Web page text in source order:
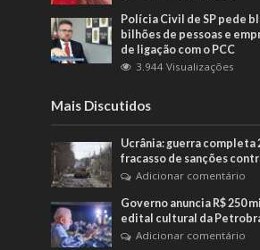
Polícia Civil de SP pede
bilhões de pessoas e
de ligação com o PCC
3.944 Visualizações
Mais Discutidos
Ucrânia: guerra completa
fracasso de sanções
Adicionar comentário
Governo anuncia R$ 250
edital cultural da
Adicionar comentário